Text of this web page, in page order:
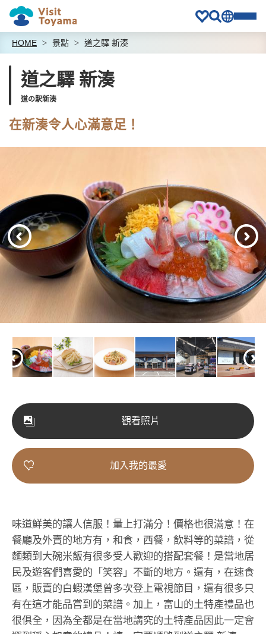
HOME 景點 道之驛 新湊
道之驛 新湊
道の駅新湊
在新湊令人心滿意足！
觀看照片
加入我的最愛
味道鮮美的讓人信服！量上打滿分！價格也很滿意！在
餐廳及外賣的地方有，和食，西餐，飲料等的菜譜，從
麵類到大碗米飯有很多受人歡迎的搭配套餐！是當地居
民及遊客們喜愛的「笑容」不斷的地方。還有，在速食
區，販賣的白蝦漢堡曾多次登上電視節目，還有很多只
有在這才能品嘗到的菜譜。加上，富山的土特產禮品也
很俱全，因為全都是在當地講究的土特產品因此一定會